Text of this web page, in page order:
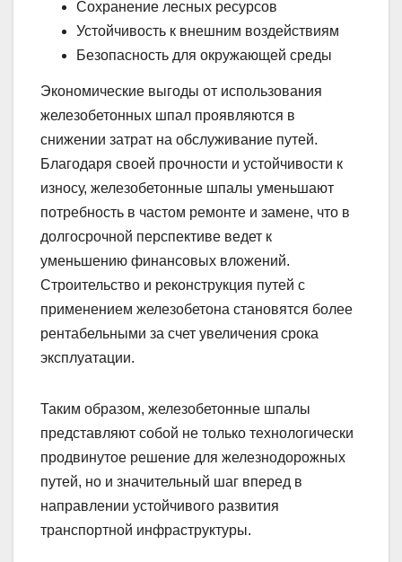
Сохранение лесных ресурсов
Устойчивость к внешним воздействиям
Безопасность для окружающей среды
Экономические выгоды от использования
железобетонных шпал проявляются в
снижении затрат на обслуживание путей.
Благодаря своей прочности и устойчивости к
износу, железобетонные шпалы уменьшают
потребность в частом ремонте и замене, что в
долгосрочной перспективе ведет к
уменьшению финансовых вложений.
Строительство и реконструкция путей с
применением железобетона становятся более
рентабельными за счет увеличения срока
эксплуатации.
Таким образом, железобетонные шпалы
представляют собой не только технологически
продвинутое решение для железнодорожных
путей, но и значительный шаг вперед в
направлении устойчивого развития
транспортной инфраструктуры.